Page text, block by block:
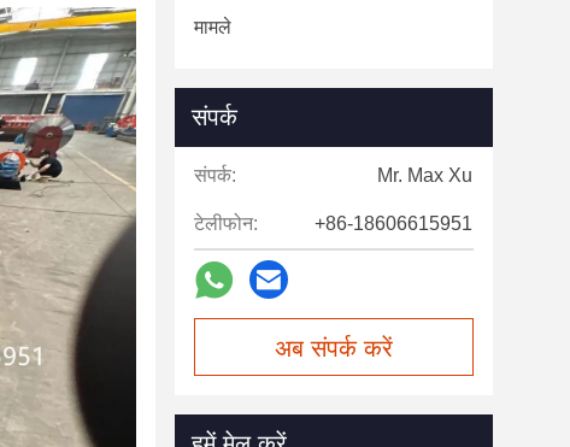
मामले
संपर्क
संपर्क: Mr. Max Xu
टेलीफोन: +86-18606615951
अब संपर्क करें